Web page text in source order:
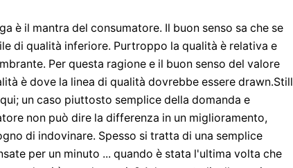
è il mantra del consumatore. Il buon senso sa che se
di qualità inferiore. Purtroppo la qualità è relativa e
Per questa ragione e il buon senso del valore
è dove la linea di qualità dovrebbe essere drawn.Still
un caso piuttosto semplice della domanda e
non può dire la differenza in un miglioramento,
di indovinare. Spesso si tratta di una semplice
per un minuto ... quando è stata l'ultima volta che